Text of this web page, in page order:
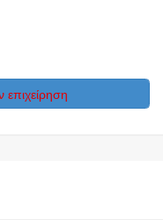
επιχείρηση